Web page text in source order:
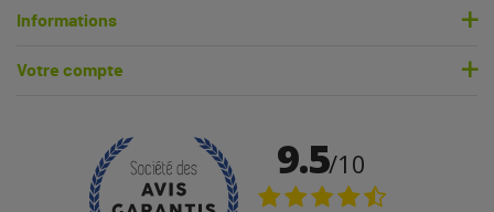
Informations
Votre compte